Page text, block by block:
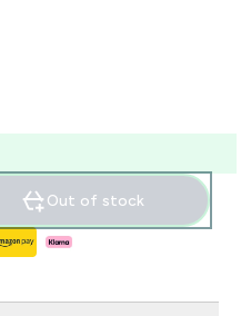
Out of stock